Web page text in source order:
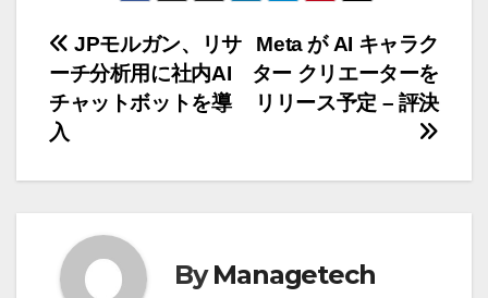
投
稿
ナ
ビ
ゲ
ー
Meta が AI キャラク
ター クリエーターを
リリース予定 – 評決
JPモルガン、リサ
ーチ分析用に社内AI
チャットボットを導
入
ByManagetech